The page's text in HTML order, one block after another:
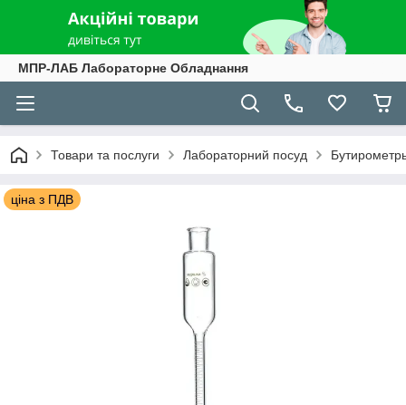
МПР-ЛАБ Лабораторне Обладнання
Товари та послуги Лабораторний посуд
ціна з ПДВ